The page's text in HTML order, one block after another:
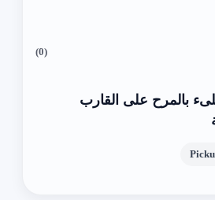
(0)
بالمرح على القارب